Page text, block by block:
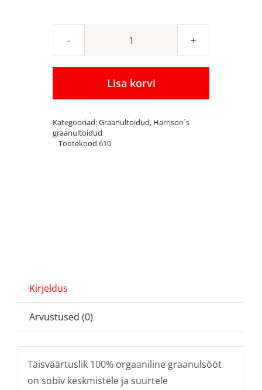
Harrison`s
Potency
Fine
graanulsööt
Lisa korvi
Kategooriad:Graanultoidud, Harrison´s
graanultoidud
Tootekood 610
Kirjeldus
Arvustused (0)
Täisväärtuslik 100% orgaaniline graanulsööt
on sobiv keskmistele ja suurtele